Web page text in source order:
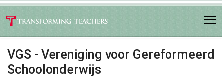
VGS - Vereniging voor Gereformeerd
Schoolonderwijs